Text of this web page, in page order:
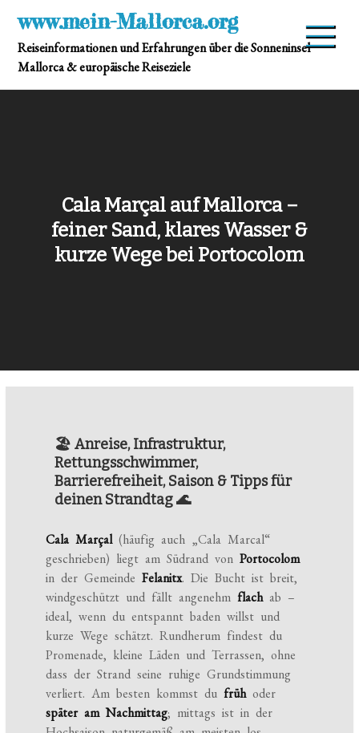
content
www.mein-Mallorca.org
Reiseinformationen und Erfahrungen über die Sonneninsel
Mallorca & europäische Reiseziele
Cala Marçal auf Mallorca –
feiner Sand, klares Wasser &
kurze Wege bei Portocolom
🏖️ Anreise, Infrastruktur,
Rettungsschwimmer,
Barrierefreiheit, Saison & Tipps für
deinen Strandtag 🌊
Cala Marçal(häufig auch „Cala Marcal“
geschrieben) liegt am Südrand vonPortocolom
in der GemeindeFelanitx. Die Bucht ist breit,
windgeschützt und fällt angenehmflachab –
ideal, wenn du entspannt baden willst und
kurze Wege schätzt. Rundherum findest du
Promenade, kleine Läden und Terrassen, ohne
dass der Strand seine ruhige Grundstimmung
verliert. Am besten kommst dufrühoder
später am Nachmittag; mittags ist in der